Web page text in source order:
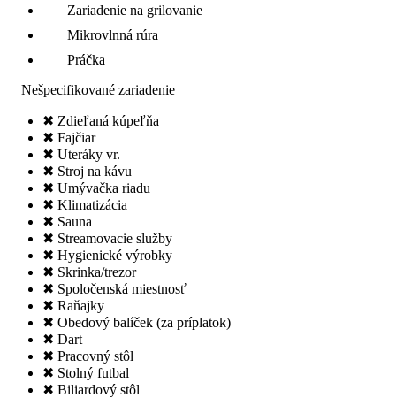
Zariadenie na grilovanie
Mikrovlnná rúra
Práčka
Nešpecifikované zariadenie
✖ Zdieľaná kúpeľňa
✖ Fajčiar
✖ Uteráky vr.
✖ Stroj na kávu
✖ Umývačka riadu
✖ Klimatizácia
✖ Sauna
✖ Streamovacie služby
✖ Hygienické výrobky
✖ Skrinka/trezor
✖ Spoločenská miestnosť
✖ Raňajky
✖ Obedový balíček (za príplatok)
✖ Dart
✖ Pracovný stôl
✖ Stolný futbal
✖ Biliardový stôl